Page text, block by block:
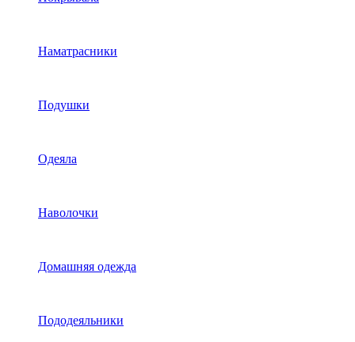
Наматрасники
Подушки
Одеяла
Наволочки
Домашняя одежда
Пододеяльники